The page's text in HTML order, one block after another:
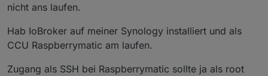
nicht ans laufen.
Hab IoBroker auf meiner Synology installiert und als
CCU Raspberrymatic am laufen.
Zugang als SSH bei Raspberrymatic sollte ja als root